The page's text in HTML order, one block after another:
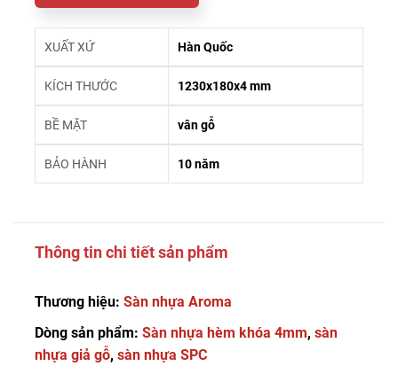
XUẤT XỨ Hàn Quốc
KÍCH THƯỚC 1230x180x4 mm
BỀ MẶT vân gỗ
BẢO HÀNH 10 năm
Thông tin chi tiết sản phẩm
Thương hiệu: Sàn nhựa Aroma
Dòng sản phẩm: Sàn nhựa hèm khóa 4mm, sàn
nhựa giả gỗ, sàn nhựa SPC